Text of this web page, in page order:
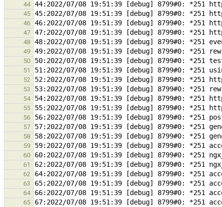
44
45
46
47
48
49
50
51
52
53
54
55
56
57
58
59
60
61
62
63
64
65